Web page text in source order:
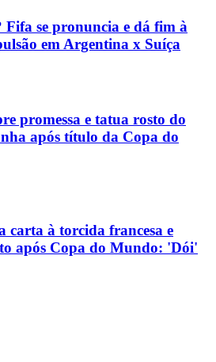
se pronuncia e dá fim à
em Argentina x Suíça
promessa e tatua rosto do
após título da Copa do
carta à torcida francesa e
após Copa do Mundo: 'Dói'